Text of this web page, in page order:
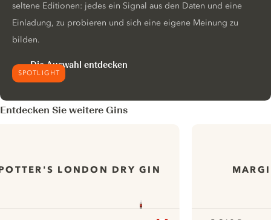
SPOTLIGHT
seltene Editionen: jedes ein Signal aus den Daten und eine
Einladung, zu probieren und sich eine eigene Meinung zu
bilden.
Die Auswahl entdecken
Entdecken Sie weitere Gins
LONDON DRY GIN